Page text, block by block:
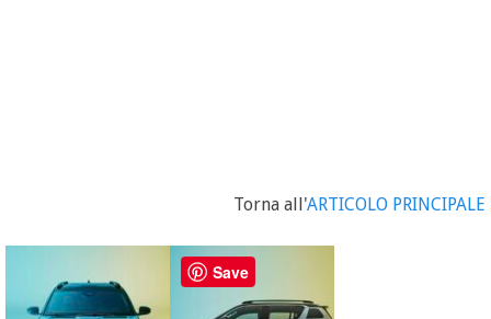
Torna all'ARTICOLO PRINCIPALE
Save